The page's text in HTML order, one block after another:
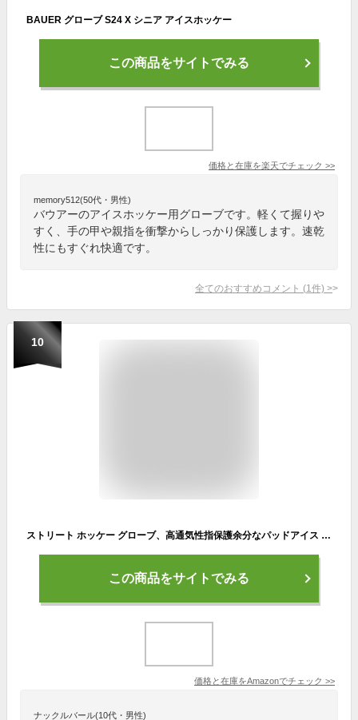
BAUER グローブ S24 X シニア アイスホッケー
この商品をサイトでみる
価格と在庫を楽天でチェック >>
memory512(50代・男性)
バウアーのアイスホッケー用グローブです。軽くて握りや
すく、手の甲や親指を衝撃からしっかり保護します。速乾
性にもすぐれ快適です。
全てのおすすめコメント (1 件) >
10
ストリート ホッケー グローブ、高通気性指保護余分なパッドアイス ローラー ホッケー グローブ曲がった親指 1 ペア (9インチ)
この商品をサイトでみる
価格と在庫をAmazonでチェック >>
ナックルバール(10代・男性)